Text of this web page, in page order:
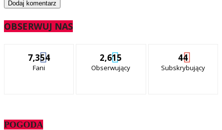
OBSERWUJ NAS
7,354
Fani
2,615
Obserwujący
44
Subskrybujący
POGODA